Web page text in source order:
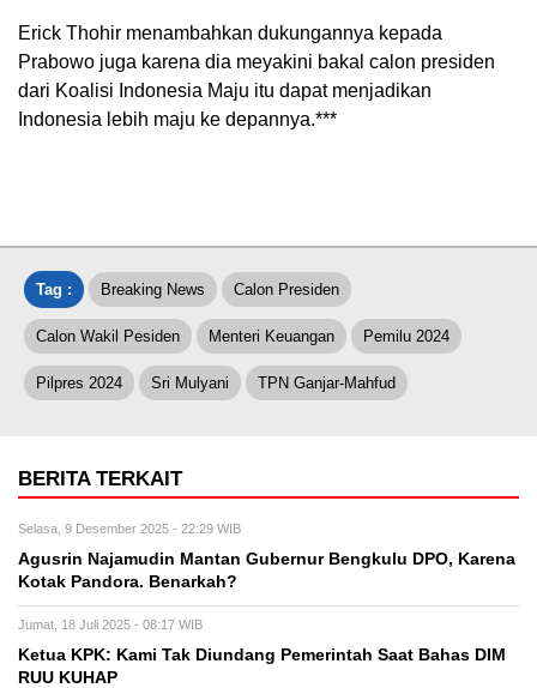
Erick Thohir menambahkan dukungannya kepada
Prabowo juga karena dia meyakini bakal calon presiden
dari Koalisi Indonesia Maju itu dapat menjadikan
Indonesia lebih maju ke depannya.***
Tag : Breaking News Calon Presiden
Calon Wakil Pesiden Menteri Keuangan Pemilu 2024
Pilpres 2024 Sri Mulyani TPN Ganjar-Mahfud
BERITA TERKAIT
Selasa, 9 Desember 2025 - 22:29 WIB
Agusrin Najamudin Mantan Gubernur Bengkulu DPO, Karena
Kotak Pandora. Benarkah?
Jumat, 18 Juli 2025 - 08:17 WIB
Ketua KPK: Kami Tak Diundang Pemerintah Saat Bahas DIM
RUU KUHAP